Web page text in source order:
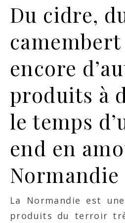
Du cidre,
encore
produits à
le temps
end en
Normandie
La Normandie est
produits du terroir